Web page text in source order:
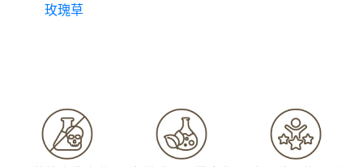
玫瑰草